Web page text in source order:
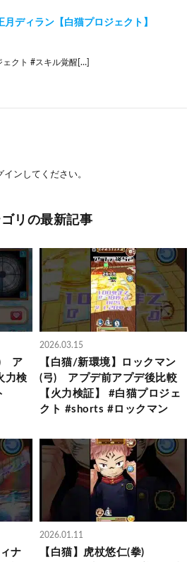
月ディラン【白猫プロジェクト】
ェクト #スキル覚醒[…]
イン してください。
リの最新記事
) ア
力検
2026.03.15
【白猫/新環境】ロックマン
(弓) アプデ前アプデ後比較
【火力検証】 #白猫プロジェ
クト #shorts #ロックマン
ナ
2026.01.11
【白猫】虎杖悠仁(拳)